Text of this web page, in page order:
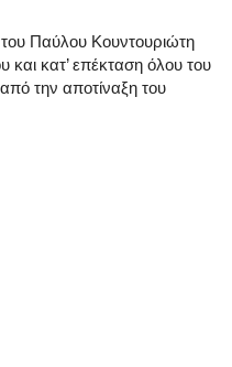
Παύλου Κουντουριώτη
κατ’ επέκταση όλου του
την αποτίναξη του